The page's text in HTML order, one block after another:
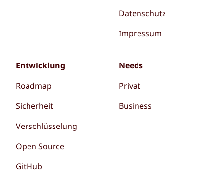
Datenschutz
Impressum
Entwicklung
Roadmap
Sicherheit
Verschlüsselung
Open Source
GitHub
Needs
Privat
Business